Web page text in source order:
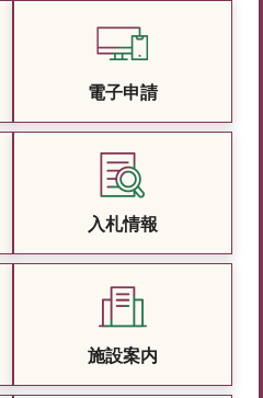
電子申請
入札情報
施設案内